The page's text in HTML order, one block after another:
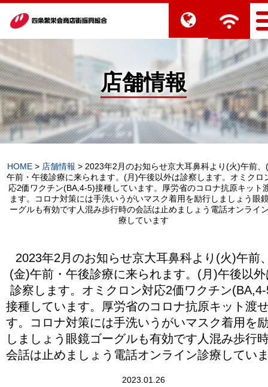
店舗情報
HOME > 店舗情報 > 2023年2月のお知らせ京大耳鼻科より(火)午前、
午前・午後診療に来られます。(月)午後以外は診察します。オミクロ
応2価ワクチン(BA,4-5)接種しています。厚労省のコロナ抗原キット
ます。コロナ対策には手洗いうがいマスク着用を励行しましょう眼
ーグルも有効です人混み歩行時の会話は止めましょう電話オンライ
療しています
2023年2月のお知らせ京大耳鼻科より(火)午前
(金)午前・午後診療に来られます。(月)午後以外
診察します。オミクロン対応2価ワクチン
接種しています。厚労省のコロナ抗原キット渡
す。コロナ対策には手洗いうがいマスク着用を
しましょう眼鏡ゴーグルも有効です人混み歩行
会話は止めましょう電話オンライン診療してい
2023.01.26